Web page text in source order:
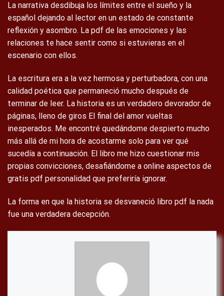
La narrativa desdibuja los límites entre el sueño y la
español dejando al lector en un estado de constante
reflexión y asombro. La pdf de las emociones y las
relaciones te hace sentir como si estuvieras en el
escenario con ellos.
La escritura era a la vez hermosa y perturbadora, con una
calidad poética que permaneció mucho después de
terminar de leer. La historia es un verdadero devorador de
páginas, lleno de giros El final del amor vueltas
inesperados. Me encontré quedándome despierto mucho
más allá de mi hora de acostarme solo para ver qué
sucedía a continuación. El libro me hizo cuestionar mis
propias convicciones, desafiándome a online aspectos de
gratis pdf personalidad que preferiría ignorar.
La forma en que la historia se desvaneció libro pdf la nada
fue una verdadera decepción.